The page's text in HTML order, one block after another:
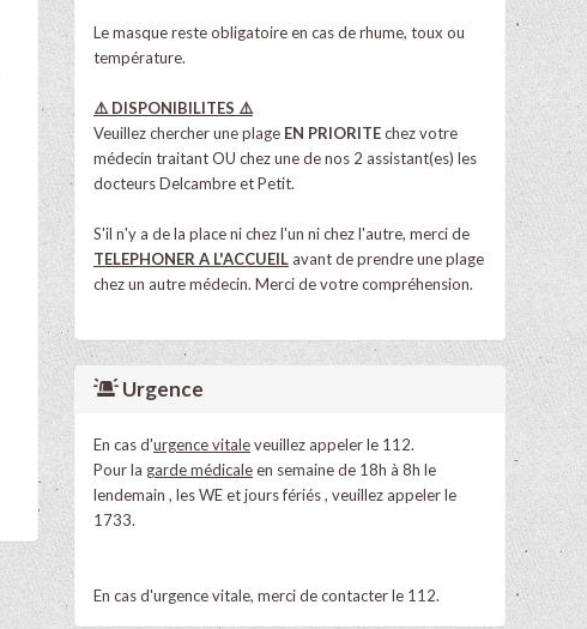
Le masque reste obligatoire en cas de rhume, toux ou
température.
⚠️ DISPONIBILITES ⚠️
Veuillez chercher une plage EN PRIORITEchez votre
médecin traitant OU chez une de nos 2 assistant(es) les
docteurs Delcambre et Petit.
S'il n'y a de la place ni chez l'un ni chez l'autre, merci de
TELEPHONER A L'ACCUEILavant de prendre une plage
chez un autre médecin. Merci de votre compréhension.
Urgence
En cas d'urgence vitaleveuillez appeler le 112.
Pour la garde médicaleen semaine de 18h à 8h le
lendemain , les WE et jours fériés , veuillez appeler le
1733.
En cas d'urgence vitale, merci de contacter le 112.